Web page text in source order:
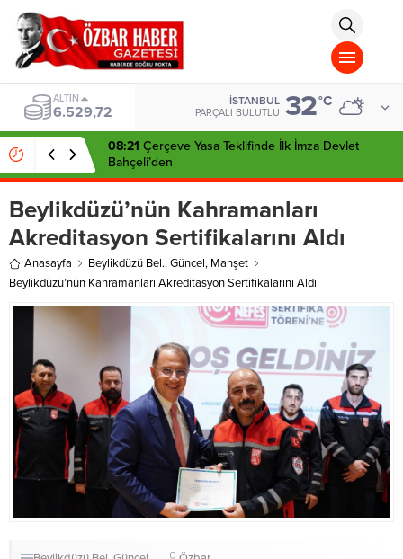
islami
chat
omegla
türk
sohbet
cinsel
sohbet
dini
chat
BIST
13.703,13
İSTANBUL
PARÇALI BULUTLU 32°C
08:21 Çerçeve Yasa Teklifinde İlk İmza Devlet
Bahçeli’den
Beylikdüzü’nün Kahramanları
Akreditasyon Sertifikalarını Aldı
Anasayfa Beylikdüzü Bel.,Güncel, Manşet
Beylikdüzü’nün Kahramanları Akreditasyon Sertifikalarını Aldı